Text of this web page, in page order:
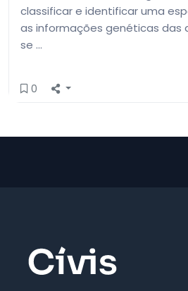
classificar e identificar uma
as informações genéticas das
se …
0